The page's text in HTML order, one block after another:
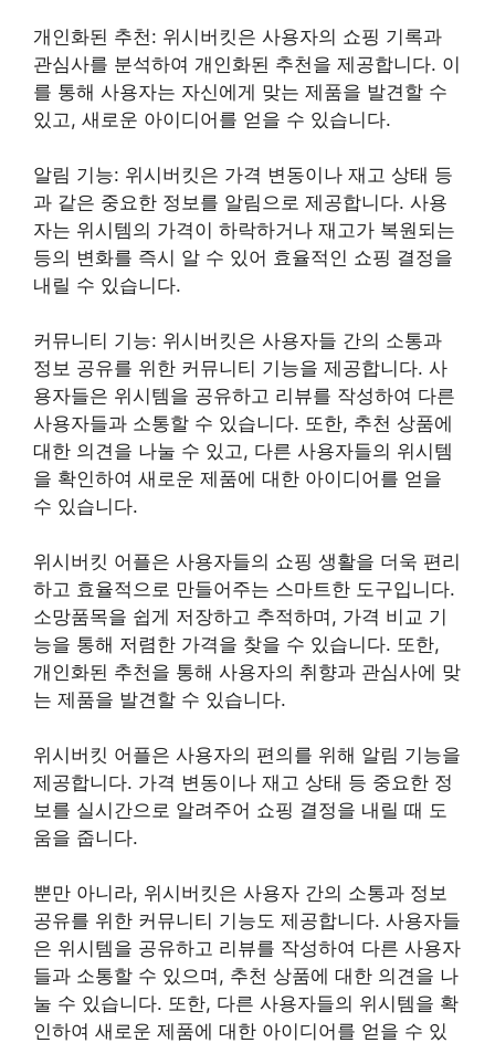
개인화된 추천: 위시버킷은 사용자의 쇼핑 기록과
관심사를 분석하여 개인화된 추천을 제공합니다. 이
를 통해 사용자는 자신에게 맞는 제품을 발견할 수
있고, 새로운 아이디어를 얻을 수 있습니다.
알림 기능: 위시버킷은 가격 변동이나 재고 상태 등
과 같은 중요한 정보를 알림으로 제공합니다. 사용
자는 위시템의 가격이 하락하거나 재고가 복원되는
등의 변화를 즉시 알 수 있어 효율적인 쇼핑 결정을
내릴 수 있습니다.
커뮤니티 기능: 위시버킷은 사용자들 간의 소통과
정보 공유를 위한 커뮤니티 기능을 제공합니다. 사
용자들은 위시템을 공유하고 리뷰를 작성하여 다른
사용자들과 소통할 수 있습니다. 또한, 추천 상품에
대한 의견을 나눌 수 있고, 다른 사용자들의 위시템
을 확인하여 새로운 제품에 대한 아이디어를 얻을
수 있습니다.
위시버킷 어플은 사용자들의 쇼핑 생활을 더욱 편리
하고 효율적으로 만들어주는 스마트한 도구입니다.
소망품목을 쉽게 저장하고 추적하며, 가격 비교 기
능을 통해 저렴한 가격을 찾을 수 있습니다. 또한,
개인화된 추천을 통해 사용자의 취향과 관심사에 맞
는 제품을 발견할 수 있습니다.
위시버킷 어플은 사용자의 편의를 위해 알림 기능을
제공합니다. 가격 변동이나 재고 상태 등 중요한 정
보를 실시간으로 알려주어 쇼핑 결정을 내릴 때 도
움을 줍니다.
뿐만 아니라, 위시버킷은 사용자 간의 소통과 정보
공유를 위한 커뮤니티 기능도 제공합니다. 사용자들
은 위시템을 공유하고 리뷰를 작성하여 다른 사용자
들과 소통할 수 있으며, 추천 상품에 대한 의견을 나
눌 수 있습니다. 또한, 다른 사용자들의 위시템을 확
인하여 새로운 제품에 대한 아이디어를 얻을 수 있